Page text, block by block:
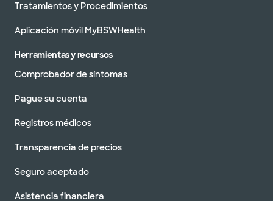
Tratamientos y Procedimientos
Aplicación móvil MyBSWHealth
Herramientas y recursos
Comprobador de síntomas
Pague su cuenta
Registros médicos
Transparencia de precios
Seguro aceptado
Asistencia financiera